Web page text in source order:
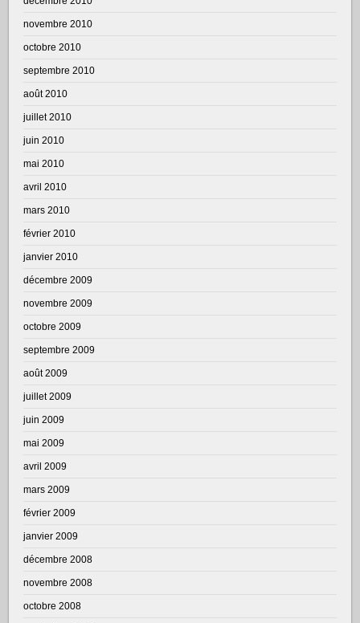
novembre 2010
octobre 2010
septembre 2010
août 2010
juillet 2010
juin 2010
mai 2010
avril 2010
mars 2010
février 2010
janvier 2010
décembre 2009
novembre 2009
octobre 2009
septembre 2009
août 2009
juillet 2009
juin 2009
mai 2009
avril 2009
mars 2009
février 2009
janvier 2009
décembre 2008
novembre 2008
octobre 2008